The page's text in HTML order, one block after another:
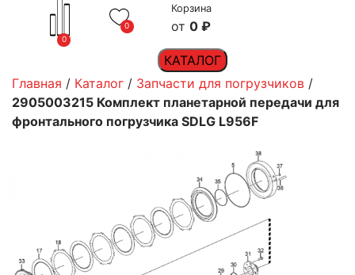
0
0
Корзина
0 ₽
КАТАЛОГ
Главная / Каталог / Запчасти для погрузчиков /
2905003215 Комплект планетарной передачи для
фронтального погрузчика SDLG L956F